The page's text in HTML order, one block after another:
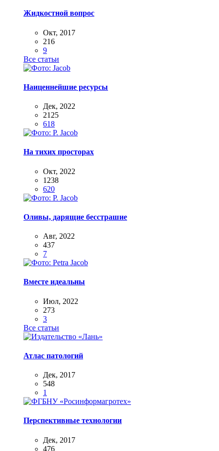
Жидкостной вопрос
Окт, 2017
216
9
Все статьи
Наиценнейшие ресурсы
Дек, 2022
2125
618
На тихих просторах
Окт, 2022
1238
620
Оливы, дарящие бесстрашие
Авг, 2022
437
7
Вместе идеальны
Июл, 2022
273
3
Все статьи
Атлас патологий
Дек, 2017
548
1
Перспективные технологии
Дек, 2017
476